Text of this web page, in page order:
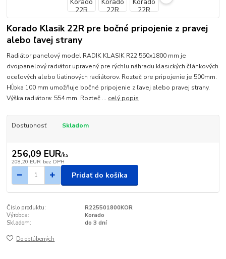
Korado Klasik 22R pre bočné pripojenie z pravej
alebo ľavej strany
Radiátor panelový model RADIK KLASIK R22 550x1800 mm je
dvojpanelový radiátor upravený pre rýchlu náhradu klasických článkových
oceľových alebo liatinových radiátorov. Rozteč pre pripojenie je 500mm.
Hĺbka 100 mm umožňuje bočné pripojenie z ľavej alebo pravej strany.
Výška radiátora: 554 mm Rozteč ... celý popis
Dostupnosť Skladom
256,09 EUR/ks
208,20 EUR bez DPH
Pridať do košíka
Číslo produktu:
R225501800KOR
Výrobca:
Korado
Skladom:
do 3 dní
Do obľúbených